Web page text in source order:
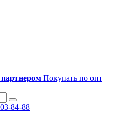
Покупать по опт
84-88